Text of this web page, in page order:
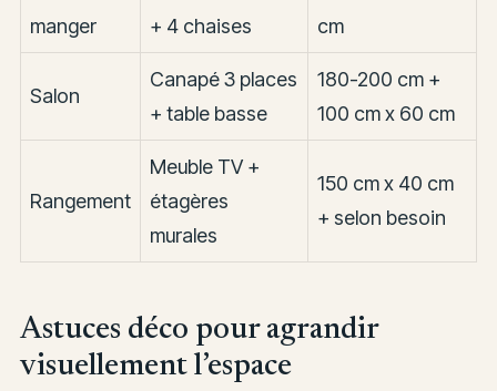
manger
+ 4 chaises
cm
Salon
Canapé 3 places
+ table basse
180-200 cm +
100 cm x 60 cm
Rangement
Meuble TV +
étagères
murales
150 cm x 40 cm
+ selon besoin
Astuces déco pour agrandir
visuellement l’espace